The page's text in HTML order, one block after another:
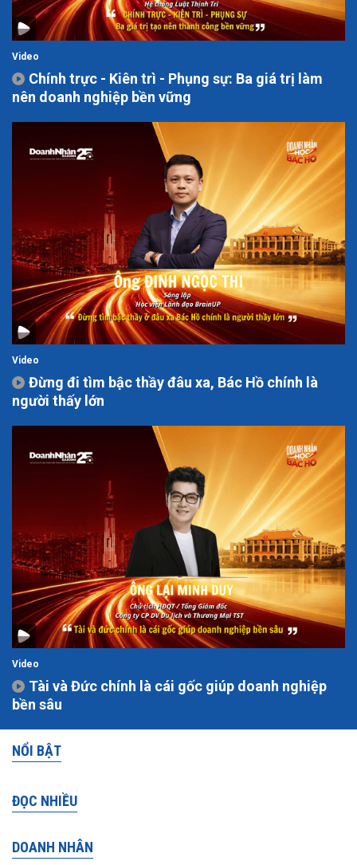
Video
Chính trực - Kiên trì - Phụng sự: Ba giá trị làm
nên doanh nghiệp bền vững
Video
Đừng đi tìm bậc thầy đâu xa, Bác Hồ chính là
người thấy lớn
Video
Tài và Đức chính là cái gốc giúp doanh nghiệp
bền sâu
NỔI BẬT
ĐỌC NHIỀU
DOANH NHÂN